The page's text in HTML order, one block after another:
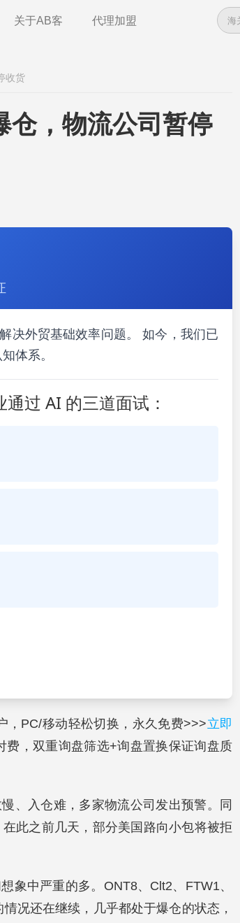
关于AB客 代理加盟
收货
仓，物流公司暂停
决外贸基础效率问题。 如今，我们已
体系。
过 AI 的三道面试：
，PC/移动轻松切换，永久免费>>>立即
费，双重询盘筛选+询盘置换保证询盘质
、入仓难，多家物流公司发出预警。同
在此之前几天，部分美国路向小包将被拒
象中严重的多。ONT8、Clt2、FTW1、
况还在继续，几乎都处于爆仓的状态，